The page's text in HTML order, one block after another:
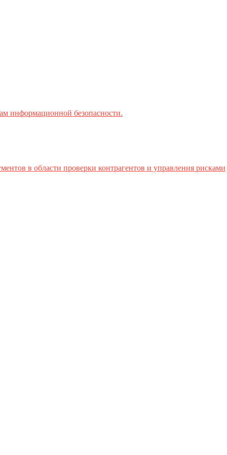
информационной безопасности.
в области проверки контрагентов и управления рисками